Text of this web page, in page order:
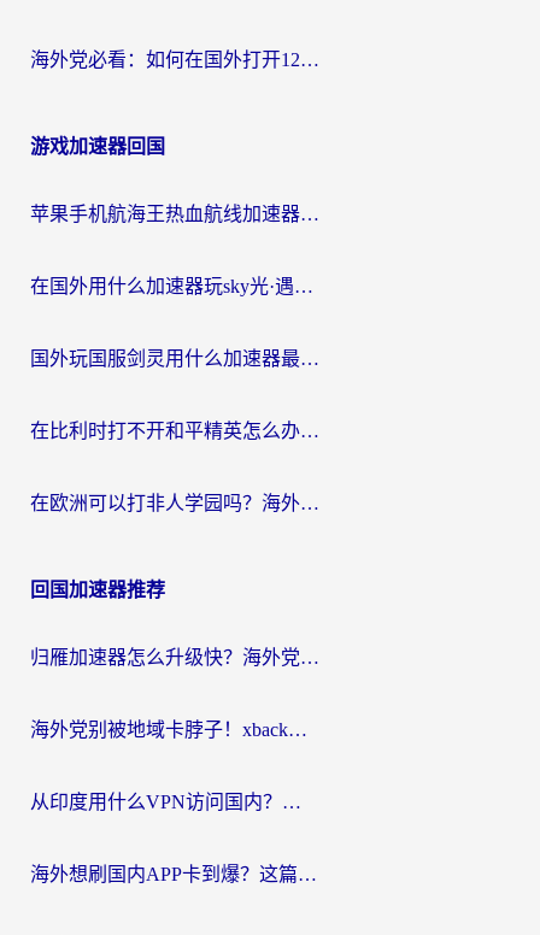
海外党必看：如何在国外打开12123，解决小程序登录难题
游戏加速器回国
苹果手机航海王热血航线加速器从哪开启？海外玩家国服畅玩全攻略
在国外用什么加速器玩sky光·遇？海外玩家国服畅玩终极指南（附魔兽世界狂暴传奇解决方案）
国外玩国服剑灵用什么加速器最好？2026海外玩家亲测指南（附魔兽世界怀旧服精灵之境加速技巧）
在比利时打不开和平精英怎么办？留学生亲测有效的国服游戏加速方案
在欧洲可以打非人学园吗？海外党国服游戏不卡顿的终极指南
回国加速器推荐
归雁加速器怎么升级快？海外党无缝访问国内资源的全攻略（附免费VPN推荐Dcard热门款）
海外党别被地域卡脖子！xback回国加速器选择全攻略，轻松刷剧玩国服
从印度用什么VPN访问国内？海外党亲测的无缝回国上网指南
海外想刷国内APP卡到爆？这篇海外访问国内服务器加速指南帮你解决所有问题